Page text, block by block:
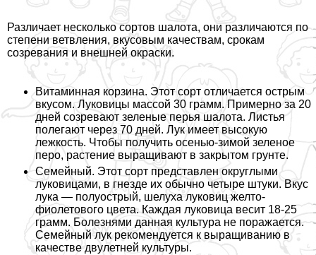
Различает несколько сортов шалота, они различаются по
степени ветвления, вкусовым качествам, срокам
созревания и внешней окраски.
Витаминная корзина. Этот сорт отличается острым
вкусом. Луковицы массой 30 грамм. Примерно за 20
дней созревают зеленые перья шалота. Листья
полегают через 70 дней. Лук имеет высокую
лежкость. Чтобы получить осенью-зимой зеленое
перо, растение выращивают в закрытом грунте.
Семейный. Этот сорт представлен округлыми
луковицами, в гнезде их обычно четыре штуки. Вкус
лука — полуострый, шелуха луковиц желто-
фиолетового цвета. Каждая луковица весит 18-25
грамм. Болезнями данная культура не поражается.
Семейный лук рекомендуется к выращиванию в
качестве двулетней культуры.